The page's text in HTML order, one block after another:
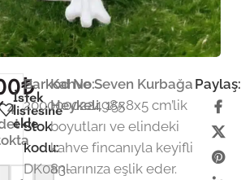
tıklayın
₺
4
İstek
listesine
ekle
Barkod No:
2000000224985
Stok
kodu:
DK083-
Kahve Seven Kurbağa
Heykeli, 15x8x5 cm’lik
boyutları ve elindeki
kahve fincanıyla keyifli
anlarınıza eşlik eder.
Paylaş: